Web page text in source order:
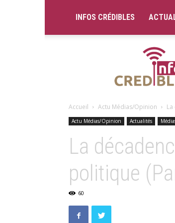
INFOS CRÉDIBLES
Accueil Actu Médias/Opinion
Actu Médias/Opinion Actualités
La
politique
60